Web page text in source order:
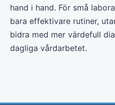
hand i hand. För små
bara effektivare rutiner,
bidra med mer värdefull
dagliga vårdarbetet.